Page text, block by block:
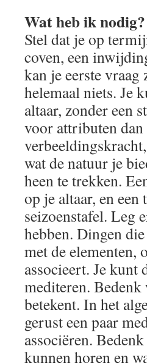
Wat heb ik nodig?
Stel dat je op
coven, een
kan je eerste
helemaal niets. Je
altaar, zonder een
voor attributen
wat de natuur je
heen te trekken.
op je altaar, en
seizoenstafel. Leg
hebben. Dingen
met de elementen,
associeert. Je kunt
mediteren. Bedenk
betekent. In het
gerust een paar
associëren.
kunnen horen en